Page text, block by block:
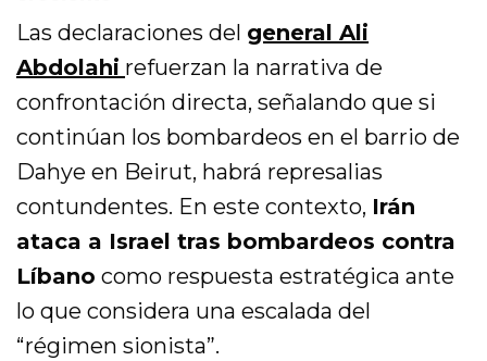
Las declaraciones del general Ali
Abdolahi refuerzan la narrativa de
confrontación directa, señalando que si
continúan los bombardeos en el barrio de
Dahye en Beirut, habrá represalias
contundentes. En este contexto, Irán
ataca a Israel tras bombardeos contra
Líbano como respuesta estratégica ante
lo que considera una escalada del
“régimen sionista”.